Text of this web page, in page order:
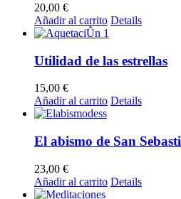
20,00 €
Añadir al carrito Details
Utilidad de las estrellas
15,00 €
Añadir al carrito Details
El abismo de San
23,00 €
Añadir al carrito Details